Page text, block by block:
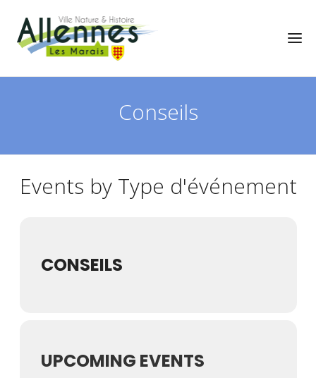
Conseils
Events by Type d'événement
CONSEILS
UPCOMING EVENTS